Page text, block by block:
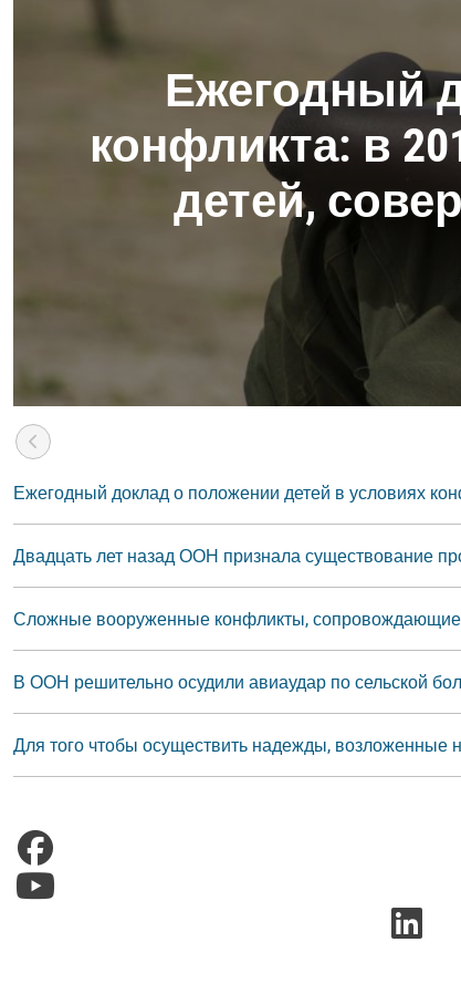
Ежегодный
конфликта: в
детей,
Ежегодный доклад о положении детей в условиях
Двадцать лет назад ООН признала существование
Сложные вооруженные конфликты,
В ООН решительно осудили авиаудар по сельской
Для того чтобы осуществить надежды, возложенные